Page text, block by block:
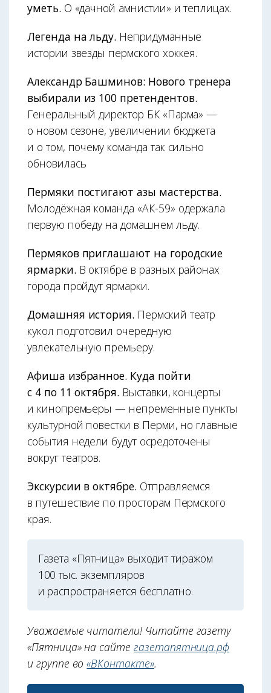
уметь. О «дачной амнистии» и теплицах.
Легенда на льду. Непридуманные
истории звезды пермского хоккея.
Александр Башминов: Нового тренера
выбирали из 100 претендентов.
Генеральный директор БК «Парма» —
о новом сезоне, увеличении бюджета
и о том, почему команда так сильно
обновилась
Пермяки постигают азы мастерства.
Молодёжная команда «АК-59» одержала
первую победу на домашнем льду.
Пермяков приглашают на городские
ярмарки. В октябре в разных районах
города пройдут ярмарки.
Домашняя история. Пермский театр
кукол подготовил очередную
увлекательную премьеру.
Афиша избранное. Куда пойти
с 4 по 11 октября. Выставки, концерты
и кинопремьеры — непременные пункты
культурной повестки в Перми, но главные
события недели будут осредоточены
вокруг театров.
Экскурсии в октябре. Отправляемся
в путешествие по просторам Пермского
края.
Газета «Пятница» выходит тиражом
100 тыс. экземпляров
и распространяется бесплатно.
Уважаемые читатели! Читайте газету
«Пятница» на сайте газетапятница.рф
и группе во«ВКонтакте».